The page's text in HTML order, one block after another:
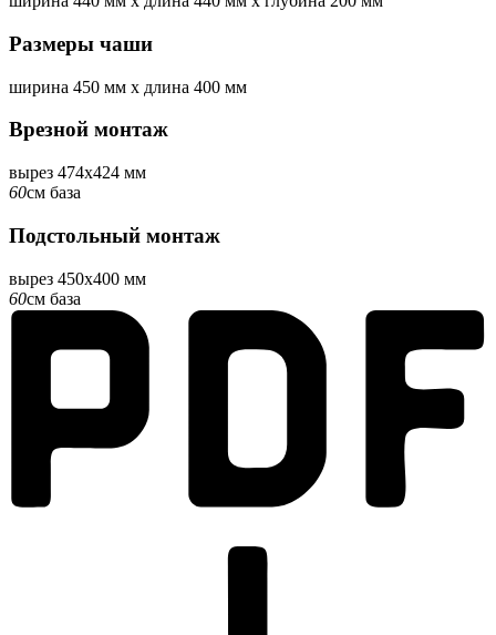
Размеры чаши
ширина 450 мм x длина 400 мм
Врезной монтаж
вырез 474x424 мм
60см база
Подстольный монтаж
вырез 450x400 мм
60см база